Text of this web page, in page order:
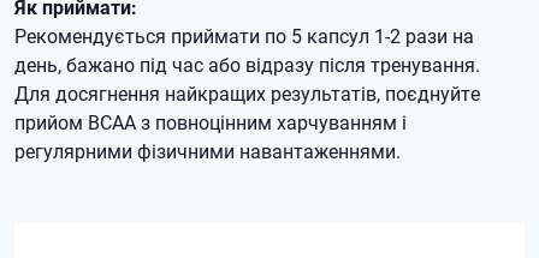
Як приймати:
Рекомендується приймати по 5 капсул 1-2 рази на
день, бажано під час або відразу після тренування.
Для досягнення найкращих результатів, поєднуйте
прийом BCAA з повноцінним харчуванням і
регулярними фізичними навантаженнями.